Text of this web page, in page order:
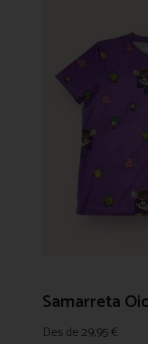
Samarreta
Des de29,95€